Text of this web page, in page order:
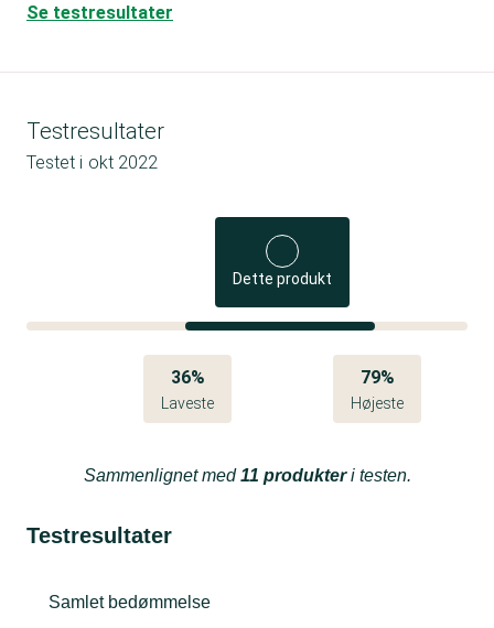
Se testresultater
Testresultater
Testet i okt 2022
Dette produkt
36%
Laveste
79%
Højeste
Sammenlignet med11 produkteri testen.
Testresultater
Samlet bedømmelse